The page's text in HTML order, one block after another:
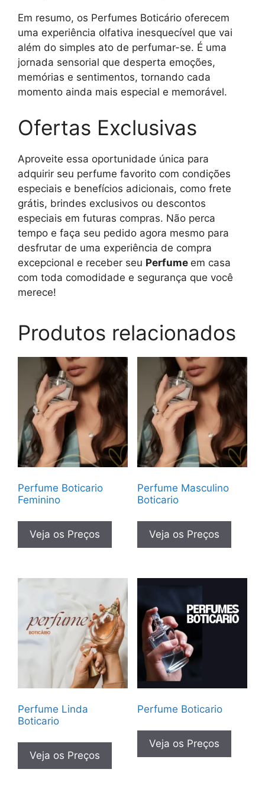
Em resumo, os Perfumes Boticário oferecem
uma experiência olfativa inesquecível que vai
além do simples ato de perfumar-se. É uma
jornada sensorial que desperta emoções,
memórias e sentimentos, tornando cada
momento ainda mais especial e memorável.
Ofertas Exclusivas
Aproveite essa oportunidade única para
adquirir seu perfume favorito com condições
especiais e benefícios adicionais, como frete
grátis, brindes exclusivos ou descontos
especiais em futuras compras. Não perca
tempo e faça seu pedido agora mesmo para
desfrutar de uma experiência de compra
excepcional e receber seu Perfume em casa
com toda comodidade e segurança que você
merece!
Produtos relacionados
Perfume Boticario
Feminino
Veja os Preços
Perfume Masculino
Boticario
Veja os Preços
Perfume Linda
Boticario
Veja os Preços
Perfume Boticario
Veja os Preços